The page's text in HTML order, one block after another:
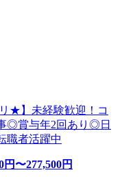
★】未経験歓迎！コ
◎賞与年2回あり◎日
職者活躍中
円〜277,500円